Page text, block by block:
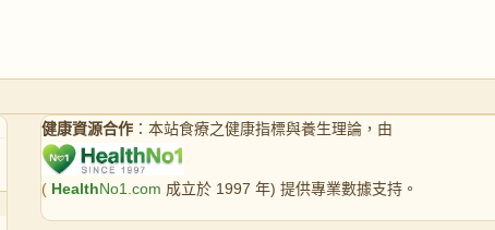
健康資源合作 ：本站食療之健康指標與養生理論，由
( HealthNo1.com 成立於 1997 年) 提供專業數據支持。